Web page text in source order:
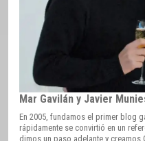
Mar Gavilán y Javier
En 2005, fundamos el primer blog
rápidamente se convirtió en un
dimos un paso adelante y creamos